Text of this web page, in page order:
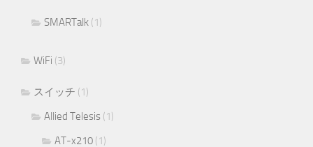
SMARTalk (1)
WiFi (3)
スイッチ (1)
Allied Telesis (1)
AT-x210 (1)